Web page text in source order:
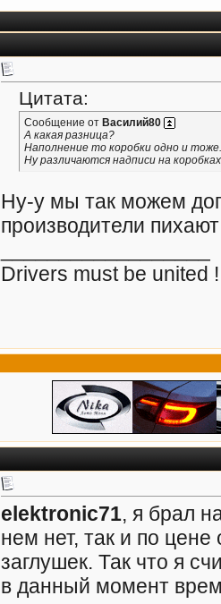
Цитата:
Сообщение от Василий80
А какая разница?
Наполнение то коробки одно и
Ну различаются надписи на
Ну-у мы так можем
производители
Drivers must be united !
elektronic71, я брал
нем нет, так и по
заглушек. Так что я
в данный момент